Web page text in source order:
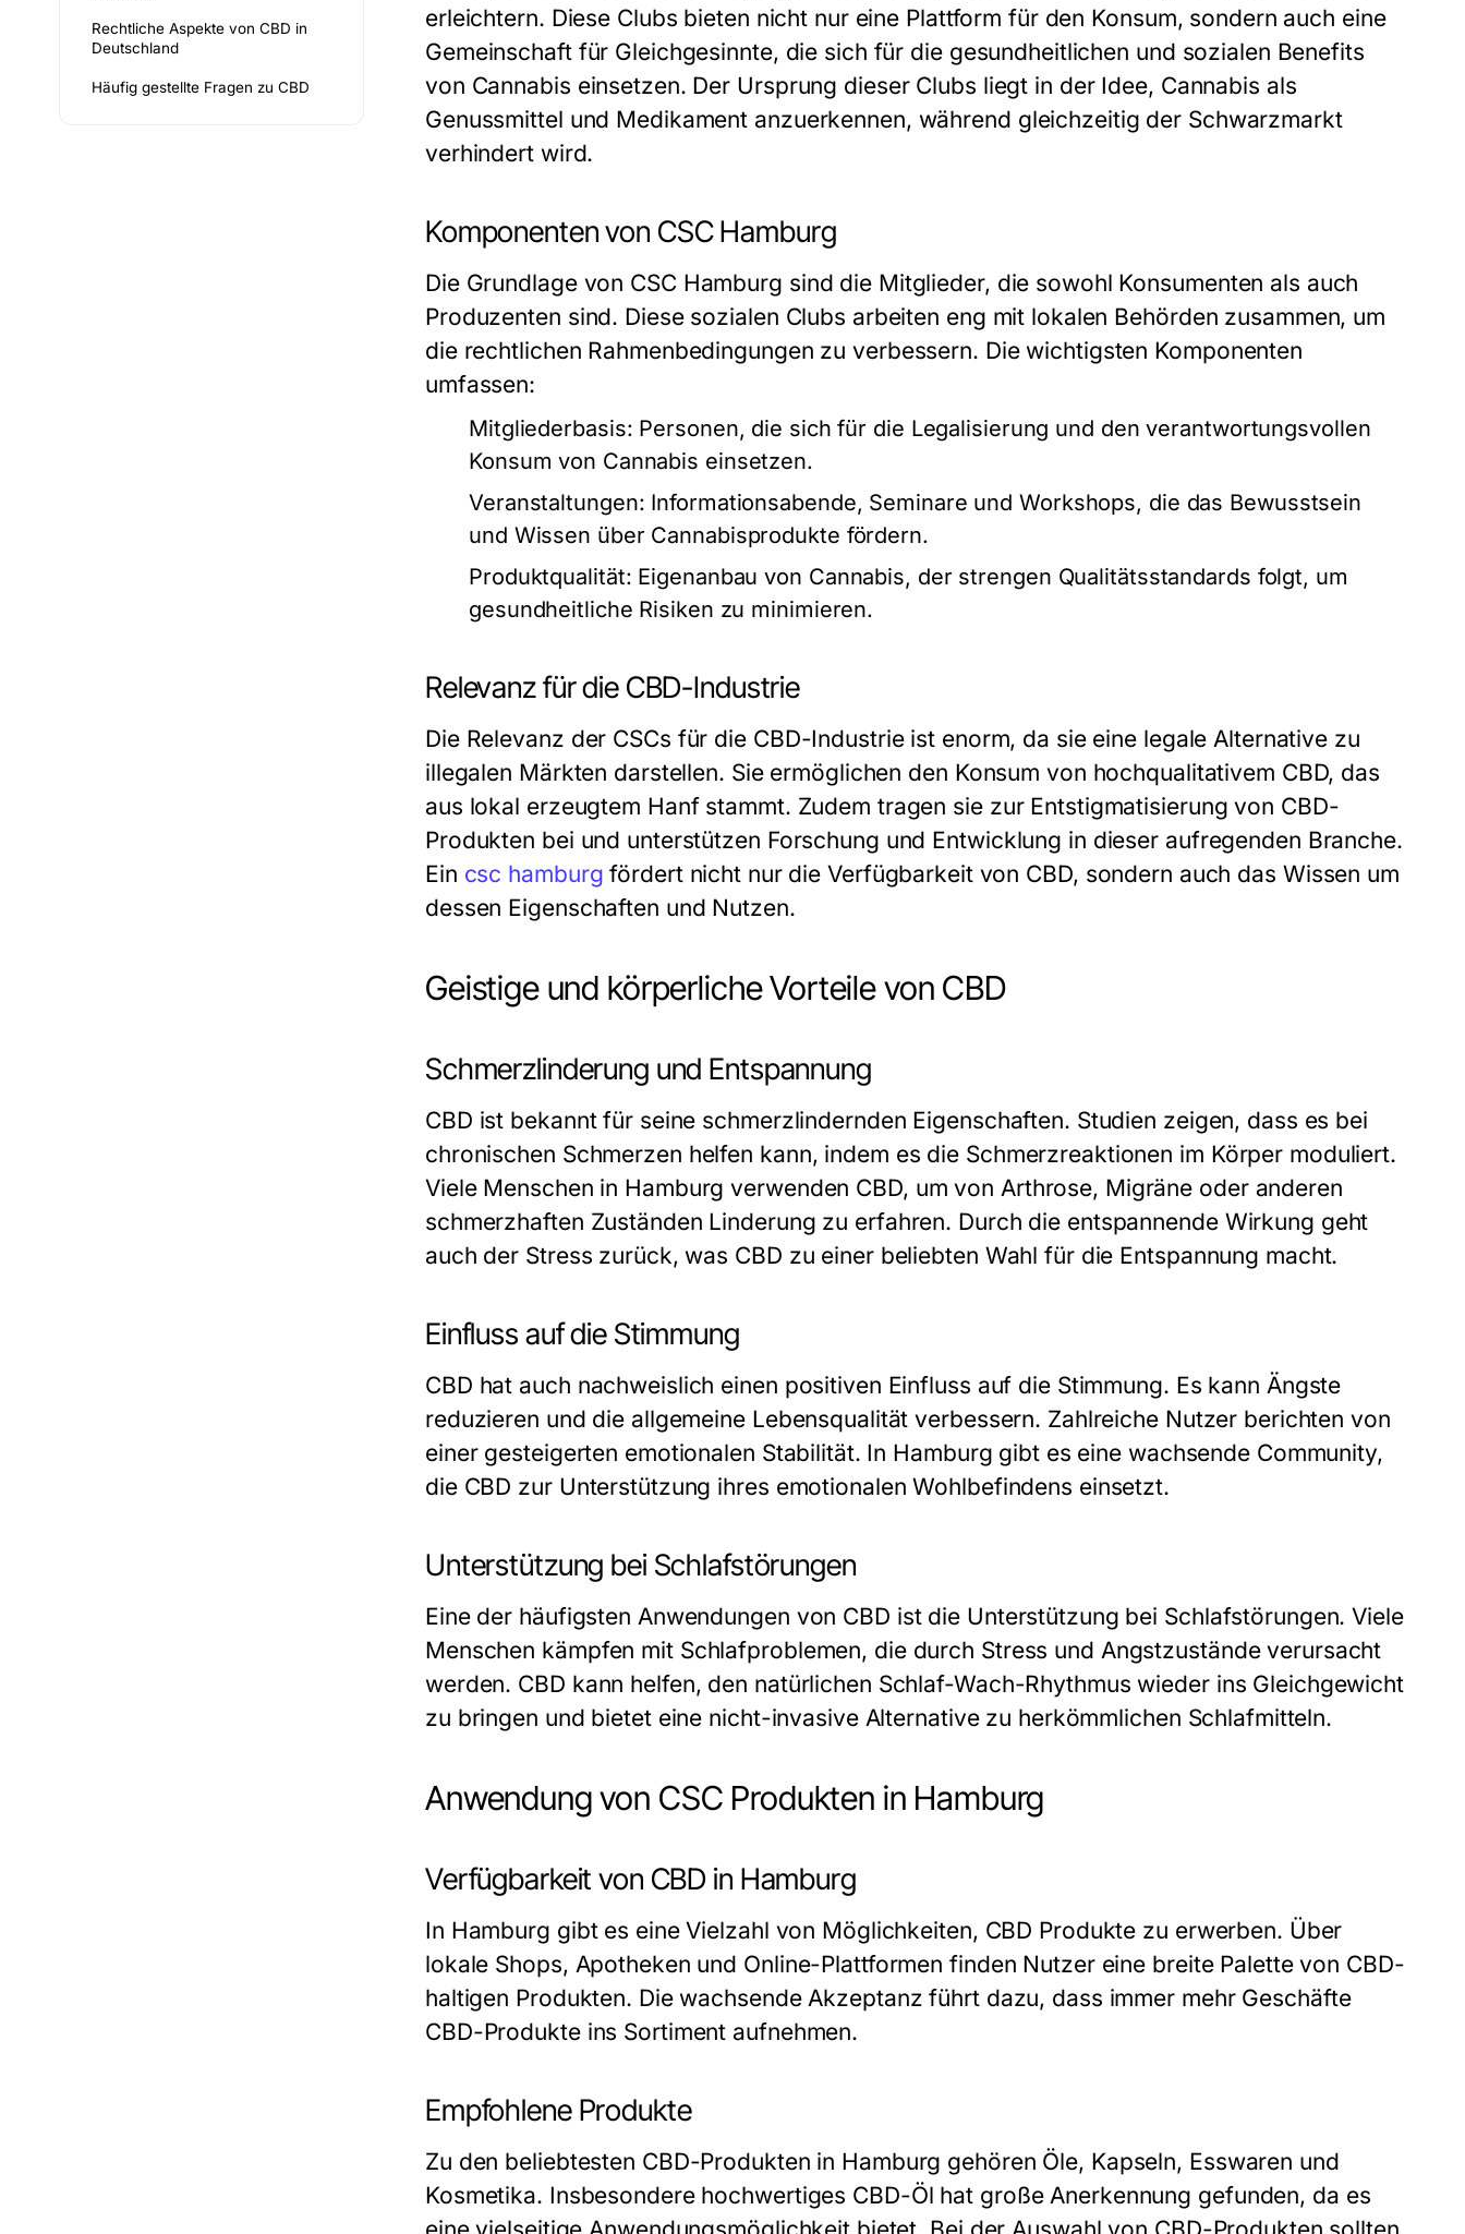
Rechtliche Aspekte von CBD in
Deutschland
Häufig gestellte Fragen zu CBD
erleichtern. Diese Clubs bieten nicht nur eine Plattform für den Konsum, sondern auch eine
Gemeinschaft für Gleichgesinnte, die sich für die gesundheitlichen und sozialen Benefits
von Cannabis einsetzen. Der Ursprung dieser Clubs liegt in der Idee, Cannabis als
Genussmittel und Medikament anzuerkennen, während gleichzeitig der Schwarzmarkt
verhindert wird.
Komponenten von CSC Hamburg
Die Grundlage von CSC Hamburg sind die Mitglieder, die sowohl Konsumenten als auch
Produzenten sind. Diese sozialen Clubs arbeiten eng mit lokalen Behörden zusammen, um
die rechtlichen Rahmenbedingungen zu verbessern. Die wichtigsten Komponenten
umfassen:
Mitgliederbasis: Personen, die sich für die Legalisierung und den verantwortungsvollen
Konsum von Cannabis einsetzen.
Veranstaltungen: Informationsabende, Seminare und Workshops, die das Bewusstsein
und Wissen über Cannabisprodukte fördern.
Produktqualität: Eigenanbau von Cannabis, der strengen Qualitätsstandards folgt, um
gesundheitliche Risiken zu minimieren.
Relevanz für die CBD-Industrie
Die Relevanz der CSCs für die CBD-Industrie ist enorm, da sie eine legale Alternative zu
illegalen Märkten darstellen. Sie ermöglichen den Konsum von hochqualitativem CBD, das
aus lokal erzeugtem Hanf stammt. Zudem tragen sie zur Entstigmatisierung von CBD-
Produkten bei und unterstützen Forschung und Entwicklung in dieser aufregenden Branche.
Ein csc hamburg fördert nicht nur die Verfügbarkeit von CBD, sondern auch das Wissen um
dessen Eigenschaften und Nutzen.
Geistige und körperliche Vorteile von CBD
Schmerzlinderung und Entspannung
CBD ist bekannt für seine schmerzlindernden Eigenschaften. Studien zeigen, dass es bei
chronischen Schmerzen helfen kann, indem es die Schmerzreaktionen im Körper moduliert.
Viele Menschen in Hamburg verwenden CBD, um von Arthrose, Migräne oder anderen
schmerzhaften Zuständen Linderung zu erfahren. Durch die entspannende Wirkung geht
auch der Stress zurück, was CBD zu einer beliebten Wahl für die Entspannung macht.
Einfluss auf die Stimmung
CBD hat auch nachweislich einen positiven Einfluss auf die Stimmung. Es kann Ängste
reduzieren und die allgemeine Lebensqualität verbessern. Zahlreiche Nutzer berichten von
einer gesteigerten emotionalen Stabilität. In Hamburg gibt es eine wachsende Community,
die CBD zur Unterstützung ihres emotionalen Wohlbefindens einsetzt.
Unterstützung bei Schlafstörungen
Eine der häufigsten Anwendungen von CBD ist die Unterstützung bei Schlafstörungen. Viele
Menschen kämpfen mit Schlafproblemen, die durch Stress und Angstzustände verursacht
werden. CBD kann helfen, den natürlichen Schlaf-Wach-Rhythmus wieder ins Gleichgewicht
zu bringen und bietet eine nicht-invasive Alternative zu herkömmlichen Schlafmitteln.
Anwendung von CSC Produkten in Hamburg
Verfügbarkeit von CBD in Hamburg
In Hamburg gibt es eine Vielzahl von Möglichkeiten, CBD Produkte zu erwerben. Über
lokale Shops, Apotheken und Online-Plattformen finden Nutzer eine breite Palette von CBD-
haltigen Produkten. Die wachsende Akzeptanz führt dazu, dass immer mehr Geschäfte
CBD-Produkte ins Sortiment aufnehmen.
Empfohlene Produkte
Zu den beliebtesten CBD-Produkten in Hamburg gehören Öle, Kapseln, Esswaren und
Kosmetika. Insbesondere hochwertiges CBD-Öl hat große Anerkennung gefunden, da es